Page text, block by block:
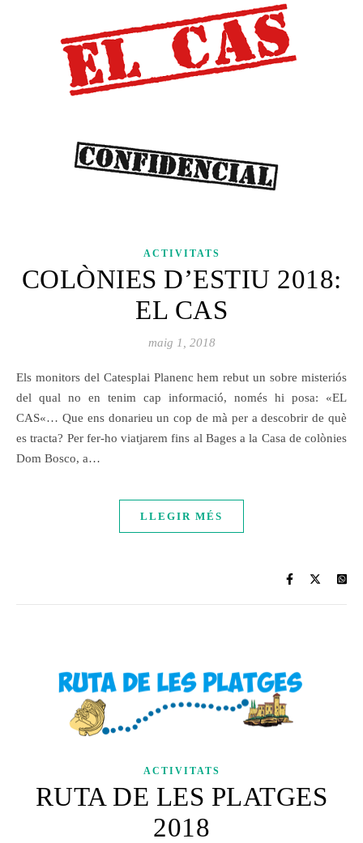
ACTIVITATS
COLÒNIES D’ESTIU 2018:
EL CAS
maig 1, 2018
Els monitors del Catesplai Planenc hem rebut un sobre misteriós
del qual no en tenim cap informació, només hi posa: «EL
CAS«… Que ens donarieu un cop de mà per a descobrir de què
es tracta? Per fer-ho viatjarem fins al Bages a la Casa de colònies
Dom Bosco, a…
LLEGIR MÉS
ACTIVITATS
RUTA DE LES PLATGES
2018